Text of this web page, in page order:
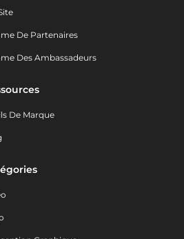
De Partenaires
Des Ambassadeurs
De Marque